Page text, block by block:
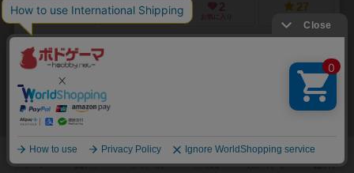
41 19 2
お気に入り
27
No.
トイレの香夜子さん